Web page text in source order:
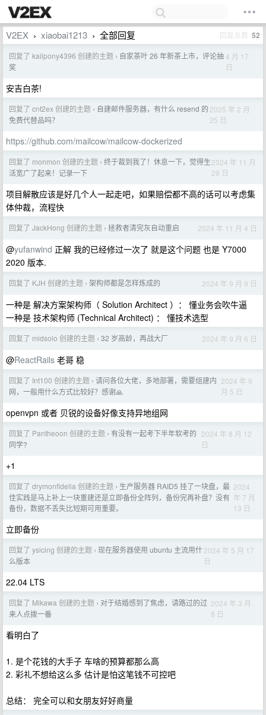
V2EX › xiaobai1213 › 全部回复 回复总数 52
回复了 kailpony4396 创建的主题 › 自家茶叶 26 年新茶上市，评论抽
奖
4 月 17
日
安吉白茶!
回复了 cnt2ex 创建的主题 › 自建邮件服务器，有什么 resend 的
免费代替品吗？
2025 年 2 月
25 日
https://github.com/mailcow/mailcow-dockerized
回复了 monmon 创建的主题 › 终于裁到我了！休息一下，觉得生
活宽广了起来！记录一下
2024 年 11 月
29 日
项目解散应该是好几个人一起走吧，如果赔偿都不高的话可以考虑集
体仲裁，流程快
回复了 JackHong 创建的主题 › 拯救者清完灰自动重启 2024 年 11 月 4 日
@yufanwind 正解 我的已经修过一次了 就是这个问题 也是 Y7000
2020 版本.
回复了 KJH 创建的主题 › 架构师都是怎样炼成的 2024 年 9 月 9 日
一种是 解决方案架构师（ Solution Architect ）： 懂业务会吹牛逼
一种是 技术架构师 (Technical Architect) ： 懂技术选型
回复了 midsolo 创建的主题 › 32 岁高龄，再战大厂 2024 年 9 月 6 日
@ReactRails 老哥 稳
回复了 Int100 创建的主题 › 请问各位大佬，多地部署，需要组建内
网，一般用什么方式比较好？感谢🙏
2024 年 9
月 5 日
openvpn 或者 贝锐的设备好像支持异地组网
回复了 Pantheoon 创建的主题 › 有没有一起考下半年软考的
同学?
2024 年 8 月 12
日
+1
回复了 drymonfidelia 创建的主题 › 生产服务器 RAID5 挂了一块盘，最
佳实践是马上补上一块重建还是立即备份全阵列，备份完再补盘？没有
备份，数据不丢失比短期可用重要。
2024
年 7 月
13 日
立即备份
回复了 ysicing 创建的主题 › 现在服务器使用 ubuntu 主流用什
么版本
2024 年 5 月 17
日
22.04 LTS
回复了 Mikawa 创建的主题 › 对于结婚感到了焦虑，请路过的过
来人点拨一番
2024 年 3 月
8 日
看明白了
1. 是个花钱的大手子 车啥的预算都那么高
2. 彩礼不想给这么多 估计是怕这笔钱不可控吧
总结： 完全可以和女朋友好好商量